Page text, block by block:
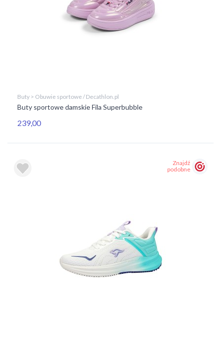
Buty > Obuwie sportowe / Decathlon.pl
Buty sportowe damskie Fila Superbubble
239,00
Znajdź
podobne